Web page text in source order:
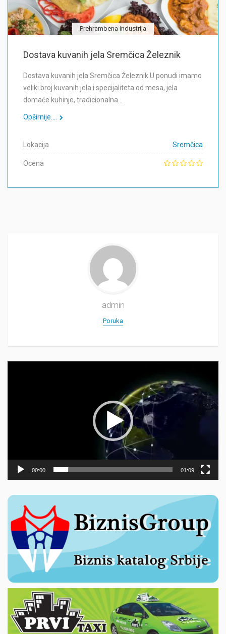
Prehrambena industrija
Dostava kuvanih jela Sremčica Železnik
Dostava kuvanih jela Sremčica Železnik U ponudi imamo
veliki broj kuvanih jela i specijaliteta od mesa, jela
domaće kuhinje, tradicionalna…
Opširnije....
Lokacija Sremčica
Ocena
admin
Poruka
00:00 01:09